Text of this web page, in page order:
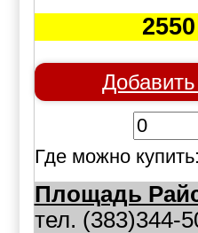
Где можно купить:
Площадь
тел. (383)344-